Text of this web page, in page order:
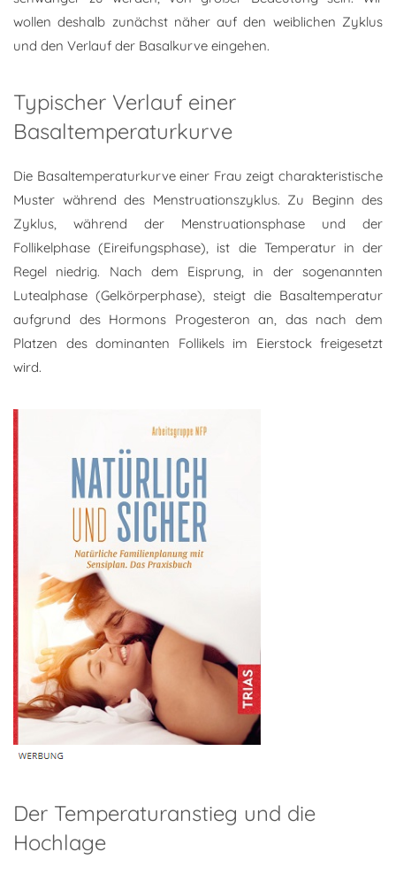
wollen deshalb zunächst näher auf den weiblichen Zyklus
und den Verlauf der Basalkurve eingehen.
Typischer Verlauf einer
Basaltemperaturkurve
Die Basaltemperaturkurve einer Frau zeigt charakteristische
Muster während des Menstruationszyklus. Zu Beginn des
Zyklus, während der Menstruationsphase und der
Follikelphase (Eireifungsphase), ist die Temperatur in der
Regel niedrig. Nach dem Eisprung, in der sogenannten
Lutealphase (Gelkörperphase), steigt die Basaltemperatur
aufgrund des Hormons Progesteron an, das nach dem
Platzen des dominanten Follikels im Eierstock freigesetzt
wird.
Der Temperaturanstieg und die
Hochlage